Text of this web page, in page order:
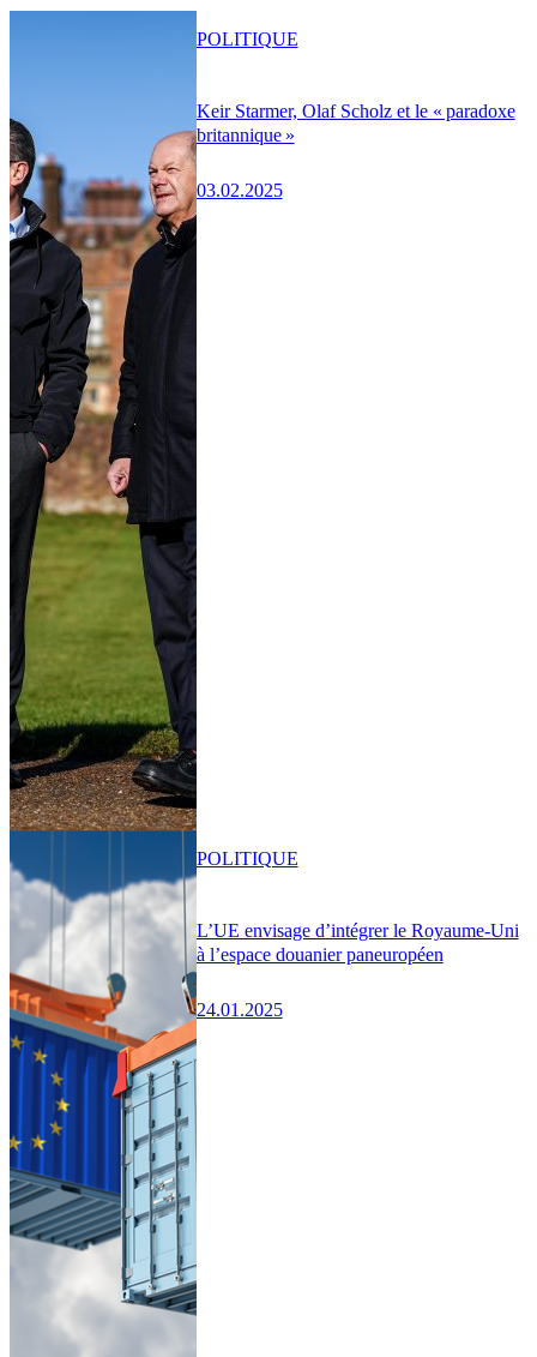
Keir Starmer, Olaf Scholz et le « paradoxe
britannique »
03.02.2025
POLITIQUE
L’UE envisage d’intégrer le Royaume-Uni
à l’espace douanier paneuropéen
24.01.2025
POLITIQUE